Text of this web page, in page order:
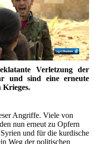
Verletzung der
und sind eine erneute
Krieges.
Angriffe. Viele von
nun erneut zu Opfern
und für die kurdische
Weg der politischen